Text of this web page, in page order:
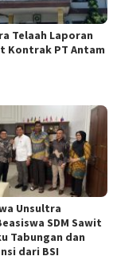
Telaah Laporan
Kontrak PT Antam
Unsultra
SDM Sawit
Tabungan dan
dari BSI